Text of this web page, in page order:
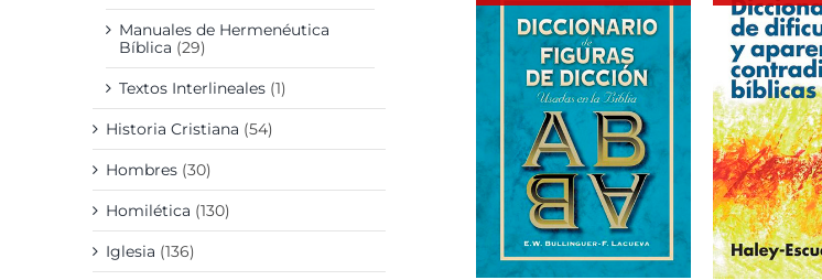
DETALLES
Manuales de Hermenéutica
Bíblica (29)
Textos Interlineales (1)
Historia Cristiana (54)
Hombres (30)
Homilética (130)
Iglesia (136)